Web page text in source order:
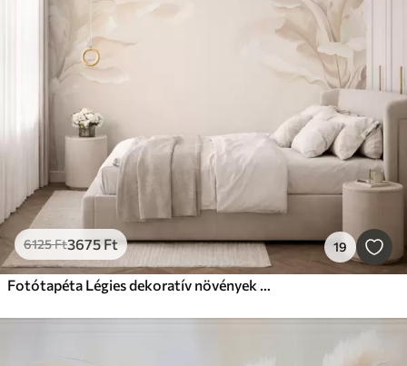
6125Ft3675Ft 19
Fotótapéta Légies dekoratív növények meleg krémes árnyalatokban